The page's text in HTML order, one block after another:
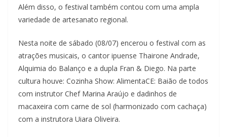
Além disso, o festival também contou com uma ampla
variedade de artesanato regional.
Nesta noite de sábado (08/07) encerou o festival com as
atrações musicais, o cantor ipuense Thairone Andrade,
Alquimia do Balanço e a dupla Fran & Diego. Na parte
cultura houve: Cozinha Show: AlimentaCE: Baião de todos
com instrutor Chef Marina Araújo e dadinhos de
macaxeira com carne de sol (harmonizado com cachaça)
com a instrutora Uiara Oliveira.